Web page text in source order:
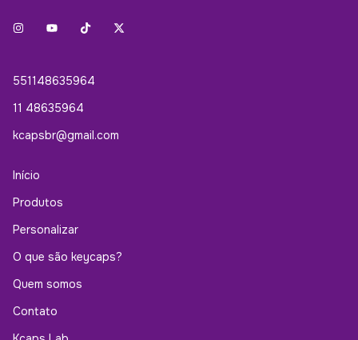
551148635964
11 48635964
kcapsbr@gmail.com
Início
Produtos
Personalizar
O que são keycaps?
Quem somos
Contato